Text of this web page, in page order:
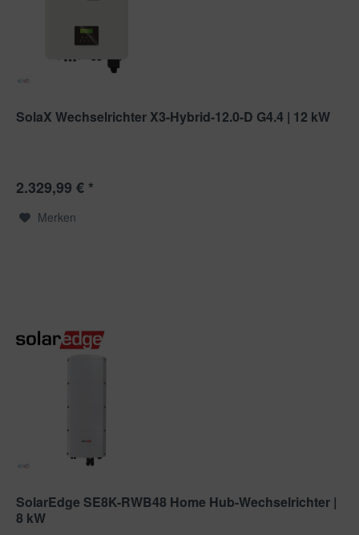
SolaX Wechselrichter X3-Hybrid-12.0-D G4.4 | 12 kW
2.329,99 € *
Merken
SolarEdge SE8K-RWB48 Home Hub-Wechselrichter |
8 kW